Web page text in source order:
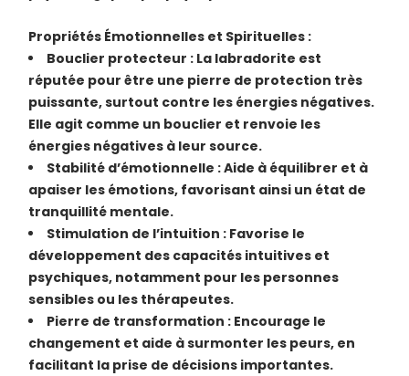
Propriétés Émotionnelles et Spirituelles :
Bouclier protecteur : La labradorite est
réputée pour être une pierre de protection très
puissante, surtout contre les énergies négatives.
Elle agit comme un bouclier et renvoie les
énergies négatives à leur source.
Stabilité d’émotionnelle : Aide à équilibrer et à
apaiser les émotions, favorisant ainsi un état de
tranquillité mentale.
Stimulation de l’intuition : Favorise le
développement des capacités intuitives et
psychiques, notamment pour les personnes
sensibles ou les thérapeutes.
Pierre de transformation : Encourage le
changement et aide à surmonter les peurs, en
facilitant la prise de décisions importantes.